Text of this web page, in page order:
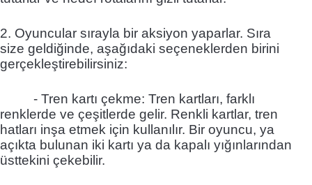
2. Oyuncular sırayla bir aksiyon yaparlar. Sıra
size geldiğinde, aşağıdaki seçeneklerden birini
gerçekleştirebilirsiniz:
- Tren kartı çekme: Tren kartları, farklı
renklerde ve çeşitlerde gelir. Renkli kartlar, tren
hatları inşa etmek için kullanılır. Bir oyuncu, ya
açıkta bulunan iki kartı ya da kapalı yığınlarından
üsttekini çekebilir.